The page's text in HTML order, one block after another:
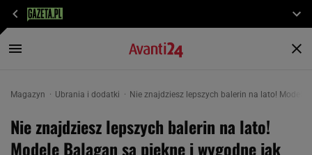
Magazyn Ubrania i dodatki Nie znajdziesz lepszych balerin na lato! Modele
Nie znajdziesz lepszych balerin na lato!
Modele Balagan są piękne i wygodne jak